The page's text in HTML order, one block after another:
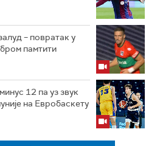
– повратак у
памтити
12 па уз звук
на Евробаскету